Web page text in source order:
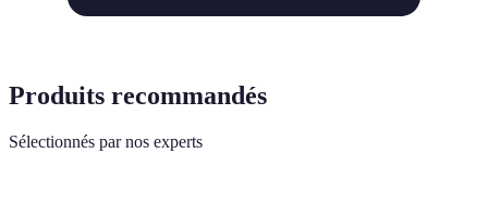
Produits recommandés
Sélectionnés par nos experts